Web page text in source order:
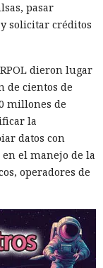
pasar
solicitar créditos
dieron lugar
de cientos de
millones de
la
datos con
el manejo de la
operadores de